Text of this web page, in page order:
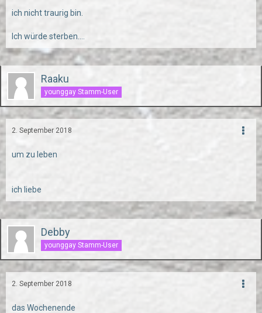
ich nicht traurig bin.
Ich würde sterben....
Raaku
younggay Stamm-User
2. September 2018
um zu leben
ich liebe
Debby
younggay Stamm-User
2. September 2018
das Wochenende